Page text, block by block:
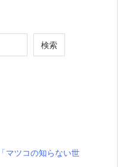
検索
マツコの知らない世